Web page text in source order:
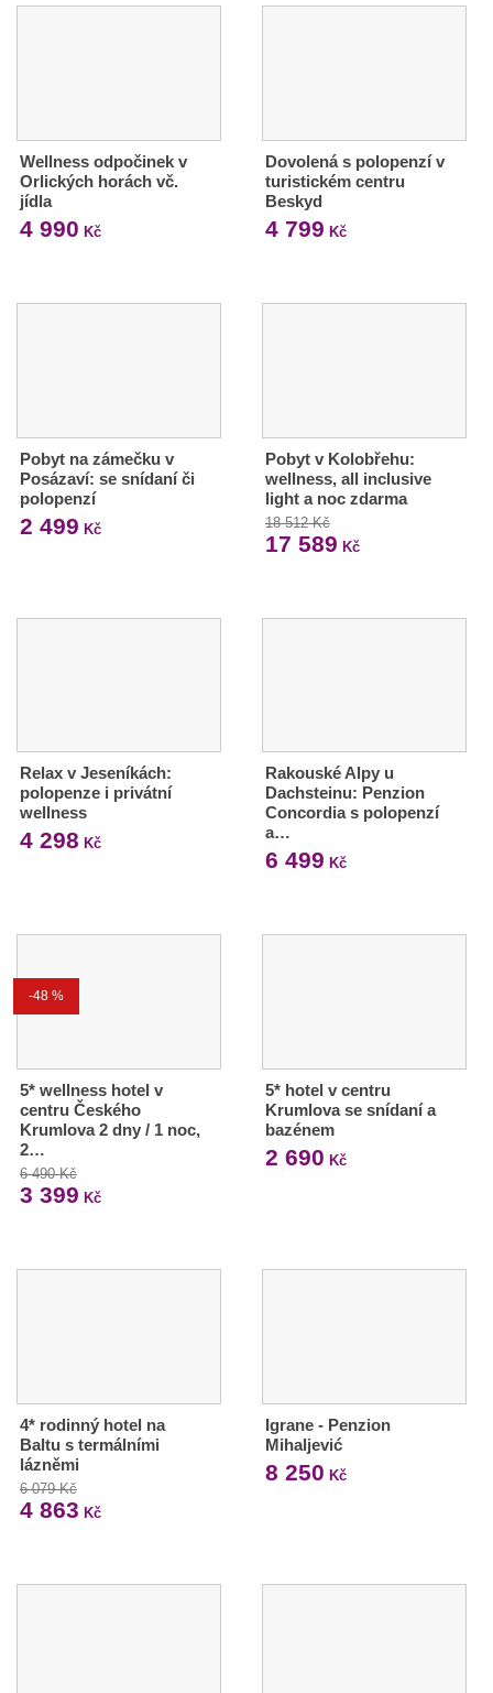
Wellness odpočinek v
Orlických horách vč.
jídla
4 990 Kč
Dovolená s polopenzí v
turistickém centru
Beskyd
4 799 Kč
Pobyt na zámečku v
Posázaví: se snídaní či
polopenzí
2 499 Kč
Pobyt v Kolobřehu:
wellness, all inclusive
light a noc zdarma
18 512 Kč
17 589 Kč
Relax v Jeseníkách:
polopenze i privátní
wellness
4 298 Kč
Rakouské Alpy u
Dachsteinu: Penzion
Concordia s polopenzí
a…
6 499 Kč
-48 %
5* wellness hotel v
centru Českého
Krumlova 2 dny / 1 noc,
2…
6 490 Kč
3 399 Kč
5* hotel v centru
Krumlova se snídaní a
bazénem
2 690 Kč
4* rodinný hotel na
Baltu s termálními
lázněmi
6 079 Kč
4 863 Kč
Igrane - Penzion
Mihaljević
8 250 Kč